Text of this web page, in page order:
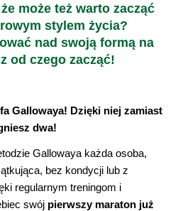
może też warto zacząć
stylem życia?
nad swoją formą na
od czego zacząć!
Gallowaya! Dzięki niej zamiast
dwa!
Gallowaya każda osoba,
bez kondycji lub z
regularnym treningom i
swój pierwszy maraton już